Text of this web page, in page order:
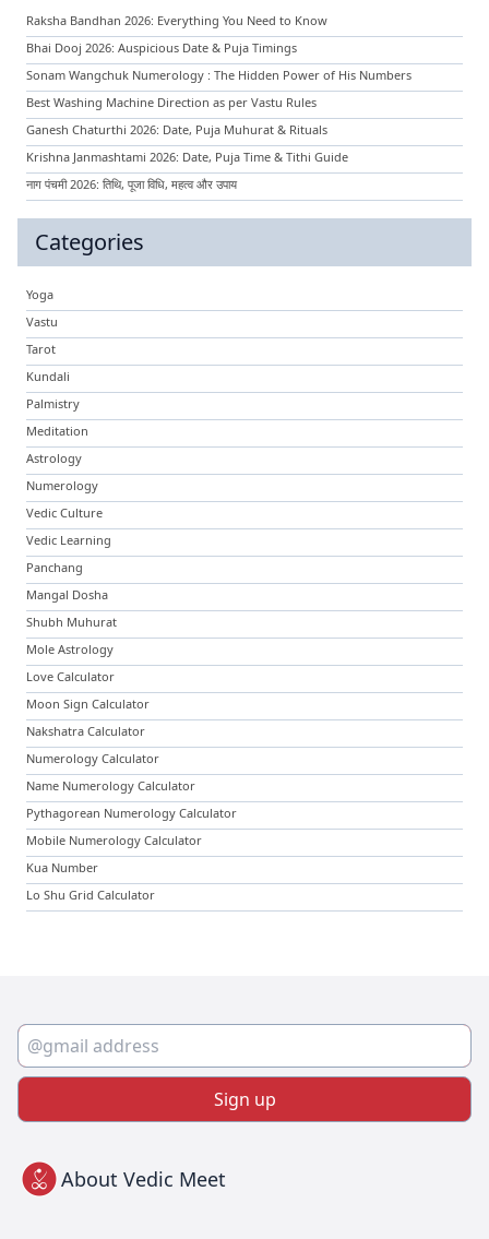
Raksha Bandhan 2026: Everything You Need to Know
Bhai Dooj 2026: Auspicious Date & Puja Timings
Sonam Wangchuk Numerology : The Hidden Power of His Numbers
Best Washing Machine Direction as per Vastu Rules
Ganesh Chaturthi 2026: Date, Puja Muhurat & Rituals
Krishna Janmashtami 2026: Date, Puja Time & Tithi Guide
नाग पंचमी 2026: तिथि, पूजा विधि, महत्व और उपाय
Categories
Yoga
Vastu
Tarot
Kundali
Palmistry
Meditation
Astrology
Numerology
Vedic Culture
Vedic Learning
Panchang
Mangal Dosha
Shubh Muhurat
Mole Astrology
Love Calculator
Moon Sign Calculator
Nakshatra Calculator
Numerology Calculator
Name Numerology Calculator
Pythagorean Numerology Calculator
Mobile Numerology Calculator
Kua Number
Lo Shu Grid Calculator
Sign up
About Vedic Meet